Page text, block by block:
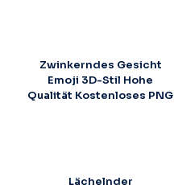
Zwinkerndes Gesicht
Emoji 3D-Stil Hohe
Qualität Kostenloses PNG
Lächelnder